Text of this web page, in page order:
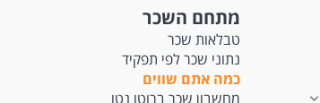
מתחם השכר
טבלאות שכר
נתוני שכר לפי תפקיד
כמה אתם שווים
מחשבון שכר ברוטו נטו